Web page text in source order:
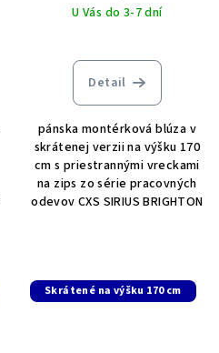
U Vás do 3-7 dní
Detail
pánska montérková blúza v
skrátenej verzii na výšku 170
cm s priestrannými vreckami
na zips zo série pracovných
odevov CXS SIRIUS BRIGHTON
Skrátené na výšku 170 cm